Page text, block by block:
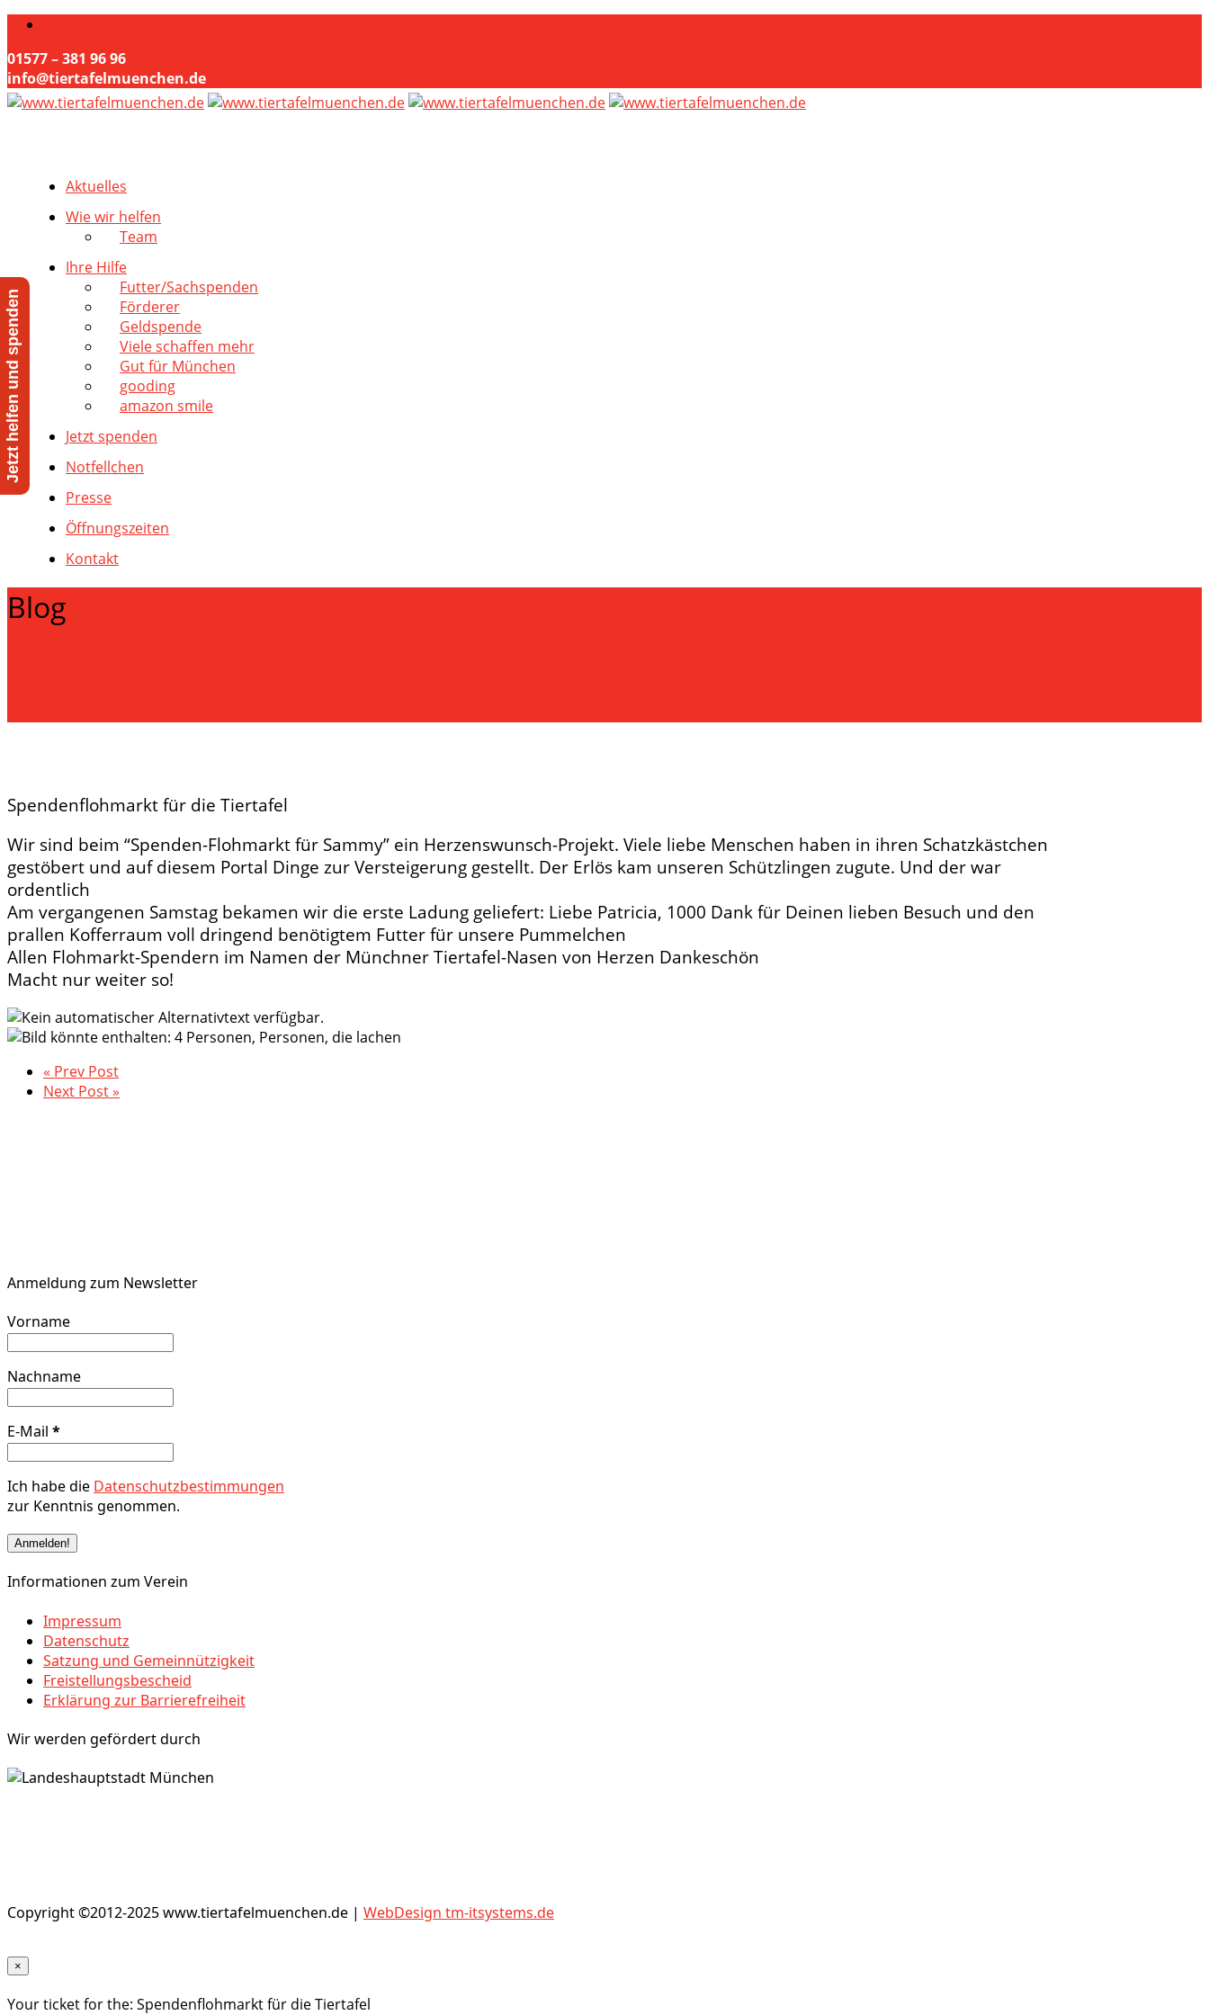
01577 – 381 96 96
info@tiertafelmuenchen.de
Aktuelles
Wie wir helfen
Team
Ihre Hilfe
Futter/Sachspenden
Förderer
Geldspende
Viele schaffen mehr
Gut für München
gooding
amazon smile
Jetzt spenden
Notfellchen
Presse
Öffnungszeiten
Kontakt
Blog
Spendenflohmarkt für die Tiertafel
Wir sind beim “Spenden-Flohmarkt für Sammy” ein Herzenswunsch-Projekt. Viele liebe Menschen haben in ihren Schatzkästchen
gestöbert und auf diesem Portal Dinge zur Versteigerung gestellt. Der Erlös kam unseren Schützlingen zugute. Und der war
ordentlich
Am vergangenen Samstag bekamen wir die erste Ladung geliefert: Liebe Patricia, 1000 Dank für Deinen lieben Besuch und den
prallen Kofferraum voll dringend benötigtem Futter für unsere Pummelchen
Allen Flohmarkt-Spendern im Namen der Münchner Tiertafel-Nasen von Herzen Dankeschön
Macht nur weiter so!
« Prev Post
Next Post »
Anmeldung zum Newsletter
Vorname
Nachname
E-Mail *
Ich habe die Datenschutzbestimmungen
zur Kenntnis genommen.
Informationen zum Verein
Impressum
Datenschutz
Satzung und Gemeinnützigkeit
Freistellungsbescheid
Erklärung zur Barrierefreiheit
Wir werden gefördert durch
Copyright ©2012-2025 www.tiertafelmuenchen.de | WebDesign tm-itsystems.de
×
Your ticket for the: Spendenflohmarkt für die Tiertafel
Jetzt helfen und spenden